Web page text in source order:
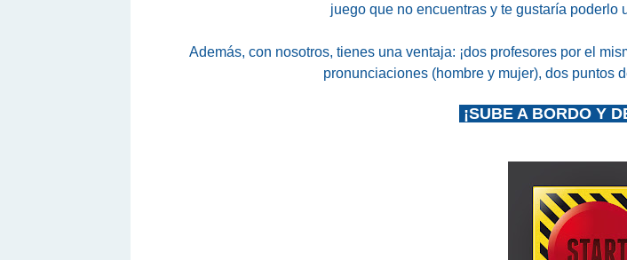
juego que no encuentras y te gustaría poderlo
Además, con nosotros, tienes una ventaja: ¡dos profesores por el
pronunciaciones (hombre y mujer), dos puntos
¡SUBE A BORDO Y